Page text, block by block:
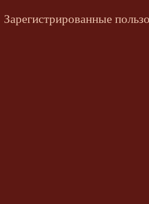
Зарегистрированные